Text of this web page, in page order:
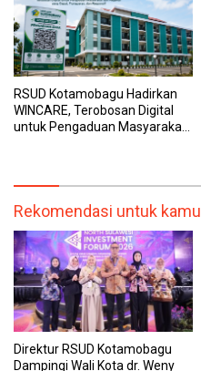
RSUD Kotamobagu Hadirkan
WINCARE, Terobosan Digital
untuk Pengaduan Masyarakat
Rekomendasi untuk kamu
Direktur RSUD Kotamobagu
Dampingi Wali Kota dr. Weny